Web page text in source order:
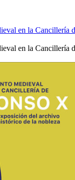
en la Cancillería
en la Cancillería